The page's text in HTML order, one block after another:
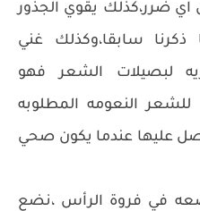
اي ضرر،كذلك يقوي الجذور
ذكرنا سابقا،وكذلك غني
لبصيلات الشعر فهو
للشعر النعومه المطلوبه
عليها عندما يكون صحي
في فروة الرأس ،نضع